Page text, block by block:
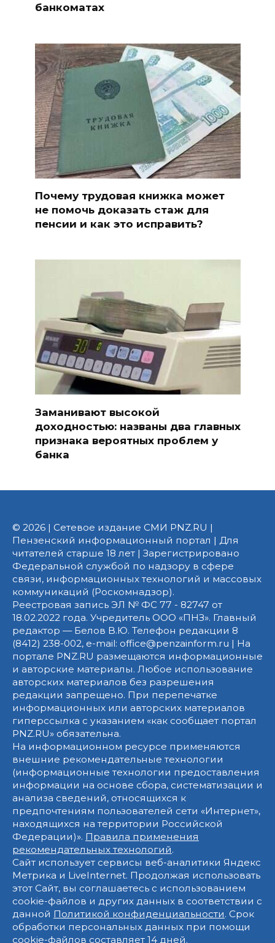
банкоматах
Почему трудовая книжка может
не помочь доказать стаж для
пенсии и как это исправить?
Заманивают высокой
доходностью: названы два главных
признака вероятных проблем у
банка
© 2026 | Сетевое издание СМИ PNZ.RU |
Пензенский информационный портал | Для
читателей старше 18 лет | Зарегистрировано
Федеральной службой по надзору в сфере
связи, информационных технологий и массовых
коммуникаций (Роскомнадзор).
Реестровая запись ЭЛ № ФС 77 - 82747 от
18.02.2022 года. Учредитель ООО «ПНЗ». Главный
редактор — Белов В.Ю. Телефон редакции 8
(8412) 238-002, e-mail: office@penzainform.ru | На
портале PNZ.RU размещаются информационные
и авторские материалы. Любое использование
авторских материалов без разрешения
редакции запрещено. При перепечатке
информационных или авторских материалов
гиперссылка с указанием «как сообщает портал
PNZ.RU» обязательна.
На информационном ресурсе применяются
внешние рекомендательные технологии
(информационные технологии предоставления
информации на основе сбора, систематизации и
анализа сведений, относящихся к
предпочтениям пользователей сети «Интернет»,
находящихся на территории Российской
Федерации)». Правила применения
рекомендательных технологий.
Сайт использует сервисы веб-аналитики Яндекс
Метрика и LiveInternet. Продолжая использовать
этот Сайт, вы соглашаетесь с использованием
cookie-файлов и других данных в соответствии с
данной Политикой конфиденциальности. Срок
обработки персональных данных при помощи
cookie-файлов составляет 14 дней.